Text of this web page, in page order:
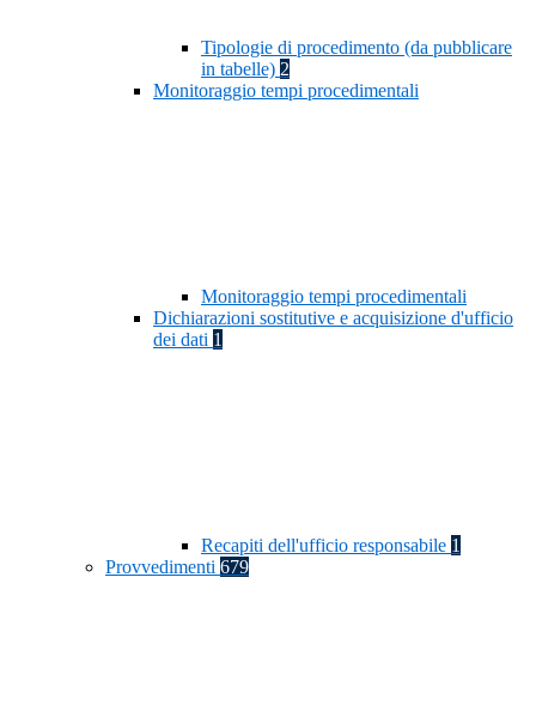
Tipologie di procedimento (da pubblicare
in tabelle) 2
Monitoraggio tempi procedimentali
Monitoraggio tempi procedimentali
Dichiarazioni sostitutive e acquisizione d'ufficio
dei dati 1
Recapiti dell'ufficio responsabile 1
Provvedimenti 679